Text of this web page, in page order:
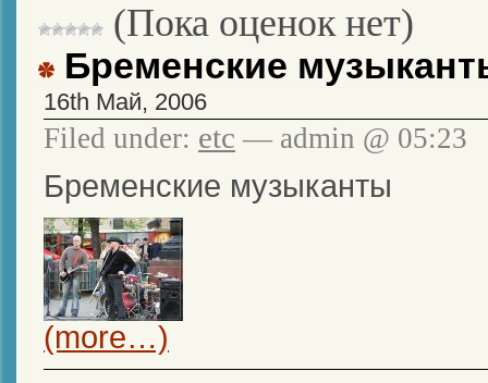
(Пока оценок нет)
Бременские
16th Май, 2006
Filed under: etc — admin @ 05:23
Бременские музыканты
(more…)